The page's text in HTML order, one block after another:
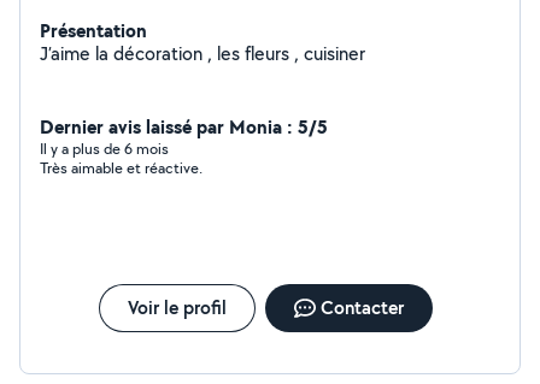
Présentation
J’aime la décoration , les fleurs , cuisiner
Dernier avis laissé par Monia : 5/5
Il y a plus de 6 mois
Très aimable et réactive.
Voir le profil Contacter